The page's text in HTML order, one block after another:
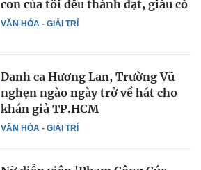
VĂN HÓA - GIẢI TRÍ
con của tôi đều thành đạt, giàu có
VĂN HÓA - GIẢI TRÍ
Danh ca Hương Lan, Trường Vũ
nghẹn ngào ngày trở về hát cho
khán giả TP.HCM